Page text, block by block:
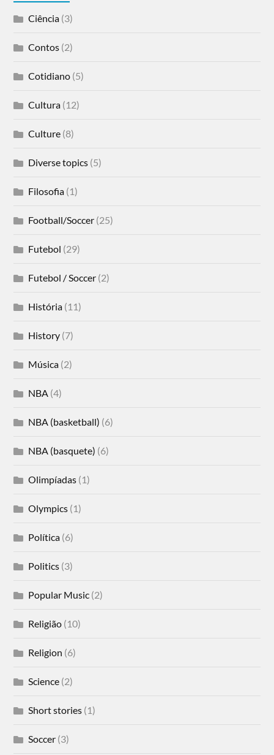
Ciência (3)
Contos (2)
Cotidiano (5)
Cultura (12)
Culture (8)
Diverse topics (5)
Filosofia (1)
Football/Soccer (25)
Futebol (29)
Futebol / Soccer (2)
História (11)
History (7)
Música (2)
NBA (4)
NBA (basketball) (6)
NBA (basquete) (6)
Olimpíadas (1)
Olympics (1)
Política (6)
Politics (3)
Popular Music (2)
Religião (10)
Religion (6)
Science (2)
Short stories (1)
Soccer (3)